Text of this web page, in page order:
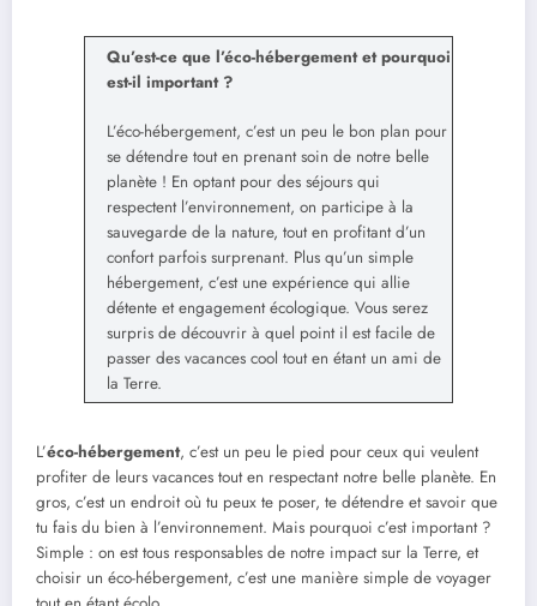
Qu’est-ce que l’éco-hébergement et pourquoi
est-il important ?
L’éco-hébergement, c’est un peu le bon plan pour
se détendre tout en prenant soin de notre belle
planète ! En optant pour des séjours qui
respectent l’environnement, on participe à la
sauvegarde de la nature, tout en profitant d’un
confort parfois surprenant. Plus qu’un simple
hébergement, c’est une expérience qui allie
détente et engagement écologique. Vous serez
surpris de découvrir à quel point il est facile de
passer des vacances cool tout en étant un ami de
la Terre.
L’éco-hébergement, c’est un peu le pied pour ceux qui veulent
profiter de leurs vacances tout en respectant notre belle planète. En
gros, c’est un endroit où tu peux te poser, te détendre et savoir que
tu fais du bien à l’environnement. Mais pourquoi c’est important ?
Simple : on est tous responsables de notre impact sur la Terre, et
choisir un éco-hébergement, c’est une manière simple de voyager